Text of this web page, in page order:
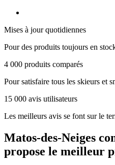
Mises à jour quotidiennes
Pour des produits toujours en
4 000 produits comparés
Pour satisfaire tous les skieurs et
15 000 avis utilisateurs
Les meilleurs avis se font sur le
Matos-des-Neiges
propose le meilleur